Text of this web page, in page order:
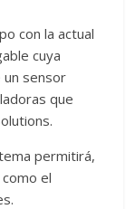
con la actual
cuya
un sensor
que
permitirá,
el